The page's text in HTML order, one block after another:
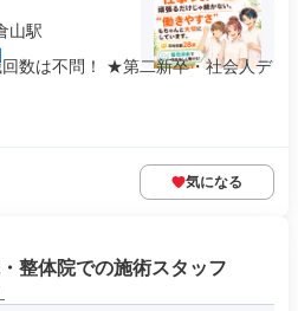
山駅
数は不問！ ★第二新卒・社会人デ
気になる
整体院での施術スタッフ